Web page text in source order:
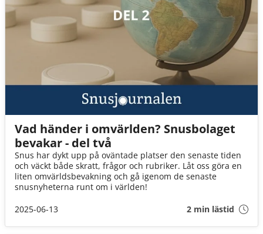
Vad händer i omvärlden? Snusbolaget
bevakar - del två
Snus har dykt upp på oväntade platser den senaste tiden
och väckt både skratt, frågor och rubriker. Låt oss göra en
liten omvärldsbevakning och gå igenom de senaste
snusnyheterna runt om i världen!
2025-06-13
2 min lästid